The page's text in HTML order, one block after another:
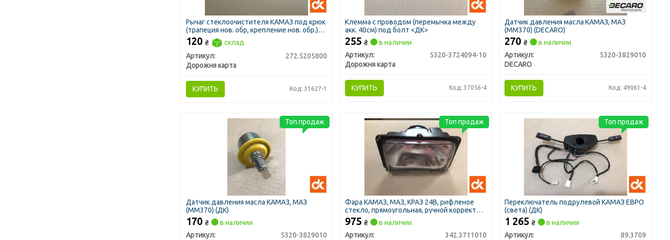
Рычаг стеклоочистителя КАМАЗ под крюк
(трапеция нов. обр, крепление нов. обр.)
(ДК)
120 ₴
склад
Артикул:
272.5205800
Дорожня карта
КУПИТЬ Код: 31627-1
Клемма с проводом (перемычка между
акк. 40см) под болт <ДК>
255₴
в наличии
Артикул:
5320-3724094-10
Дорожня карта
КУПИТЬ Код: 37056-4
Датчик давления масла КАМАЗ, МАЗ
(ММ370) (DECARO)
270₴
в наличии
Артикул:
5320-3829010
DECARO
КУПИТЬ Код: 49061-4
Датчик давления масла КАМАЗ, МАЗ
(ММ370) (ДК)
170 ₴
в наличии
Артикул:
5320-3829010
Топ продаж
Фара КАМАЗ, МАЗ, КРАЗ 24В, рифленое
стекло, прямоугольная, ручной корректор
(ДК)
975₴
в наличии
Артикул:
342.3711010
Топ продаж
Переключатель подрулевой КАМАЗ ЕВРО
(света) (ДК)
1 265₴
в наличии
Артикул:
89.3709
Топ продаж